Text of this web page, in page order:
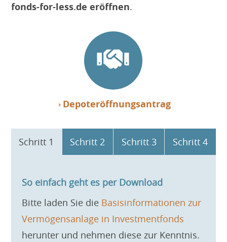
fonds-for-less.de eröffnen.
Depoteröffnungsantrag
Schritt 1 Schritt 2 Schritt 3 Schritt 4
So einfach geht es per Download
Bitte laden Sie die Basisinformationen zur
Vermögensanlage in Investmentfonds
herunter und nehmen diese zur Kenntnis.